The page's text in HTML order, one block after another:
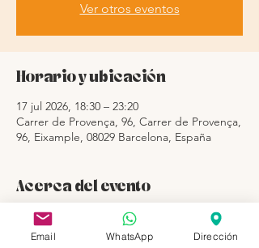
Ver otros eventos
Horario y ubicación
17 jul 2026, 18:30 – 23:20
Carrer de Provença, 96, Carrer de Provença,
96, Eixample, 08029 Barcelona, España
Acerca del evento
Este viernes 17 de Julio abrimos la tienda
para celebrar el orgullo  18:30h a 22:50 con
Email WhatsApp Dirección